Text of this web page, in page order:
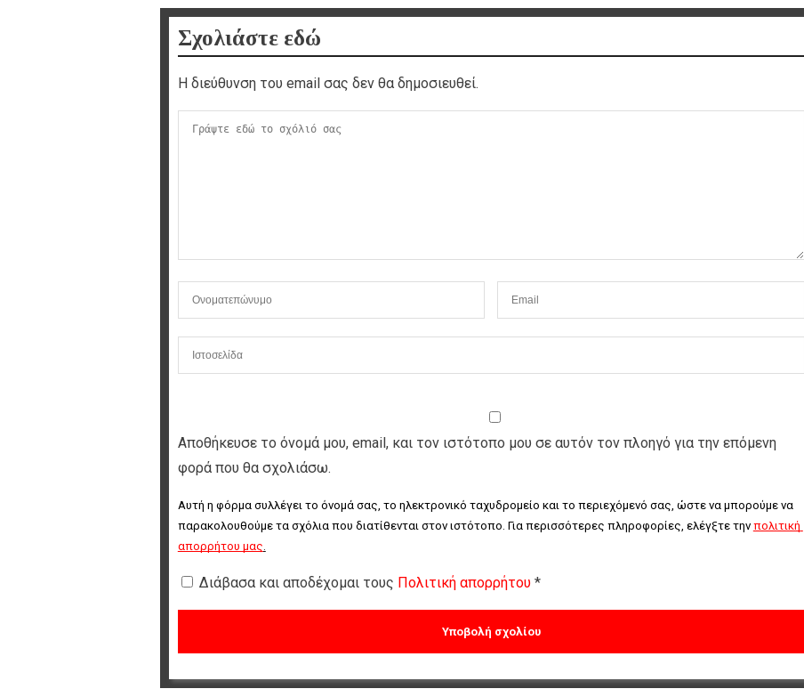
Σχολιάστε εδώ
Η διεύθυνση του email σας δεν θα δημοσιευθεί.
Αποθήκευσε το όνομά μου, email, και τον ιστότοπο μου σε αυτόν τον πλοηγό για την επόμενη
φορά που θα σχολιάσω.
Αυτή η φόρμα συλλέγει το όνομά σας, το ηλεκτρονικό ταχυδρομείο και το περιεχόμενό σας, ώστε να μπορούμε να
παρακολουθούμε τα σχόλια που διατίθενται στον ιστότοπο. Για περισσότερες πληροφορίες, ελέγξτε την πολιτική
απορρήτου μας.
Διάβασα και αποδέχομαι τους Πολιτική απορρήτου *